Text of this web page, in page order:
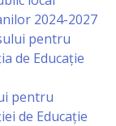
2024-2027
pentru
de Educație
pentru
de Educație